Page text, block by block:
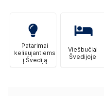
Patarimai
keliaujantiems
į Švediją
Viešbučiai
Švedijoje